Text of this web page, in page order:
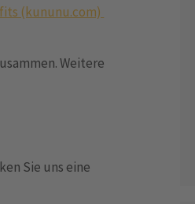
(kununu.com)
Weitere
Sie uns eine